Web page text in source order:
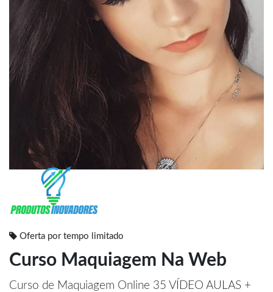
Oferta por tempo limitado
Curso Maquiagem Na Web
Curso de Maquiagem Online 35 VÍDEO AULAS +